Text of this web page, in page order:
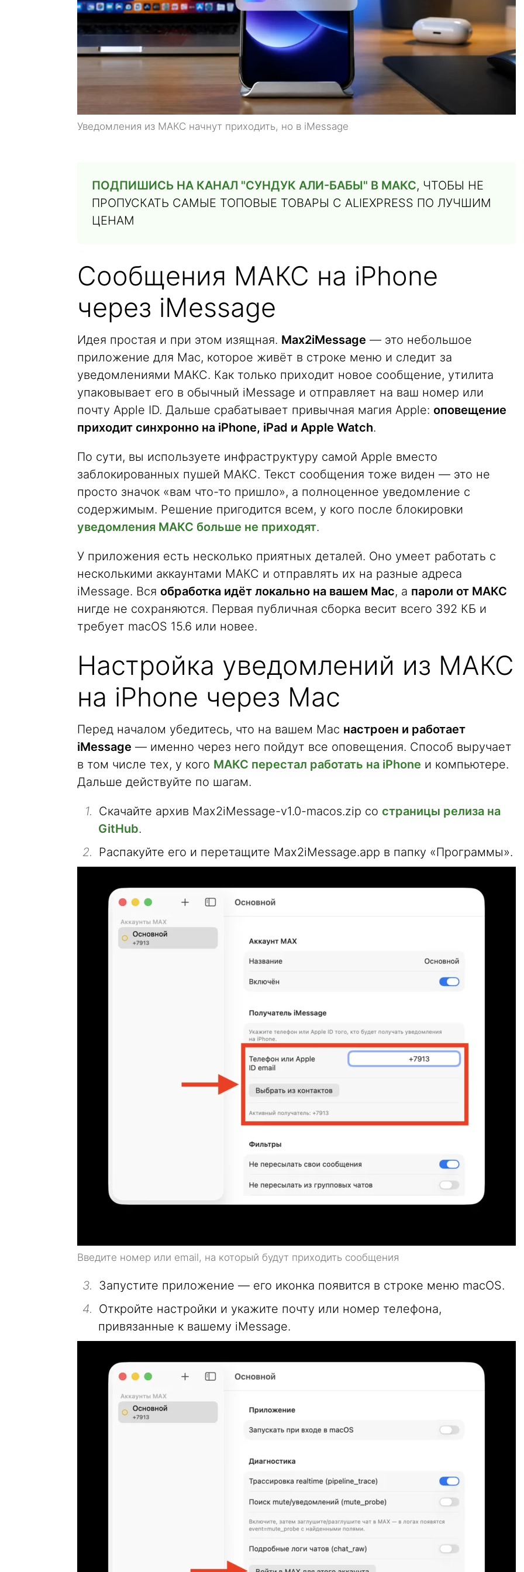
Уведомления из МАКС начнут приходить, но в iMessage
ПОДПИШИСЬ НА КАНАЛ "СУНДУК АЛИ-БАБЫ" В МАКС, ЧТОБЫ НЕ
ПРОПУСКАТЬ САМЫЕ ТОПОВЫЕ ТОВАРЫ С ALIEXPRESS ПО ЛУЧШИМ
ЦЕНАМ
Сообщения МАКС на iPhone
через iMessage
Идея простая и при этом изящная. Max2iMessage — это небольшое
приложение для Mac, которое живёт в строке меню и следит за
уведомлениями МАКС. Как только приходит новое сообщение, утилита
упаковывает его в обычный iMessage и отправляет на ваш номер или
почту Apple ID. Дальше срабатывает привычная магия Apple: оповещение
приходит синхронно на iPhone, iPad и Apple Watch.
По сути, вы используете инфраструктуру самой Apple вместо
заблокированных пушей МАКС. Текст сообщения тоже виден — это не
просто значок «вам что-то пришло», а полноценное уведомление с
содержимым. Решение пригодится всем, у кого после блокировки
уведомления МАКС больше не приходят.
У приложения есть несколько приятных деталей. Оно умеет работать с
несколькими аккаунтами МАКС и отправлять их на разные адреса
iMessage. Вся обработка идёт локально на вашем Mac, а пароли от МАКС
нигде не сохраняются. Первая публичная сборка весит всего 392 КБ и
требует macOS 15.6 или новее.
Настройка уведомлений из МАКС
на iPhone через Mac
Перед началом убедитесь, что на вашем Mac настроен и работает
iMessage — именно через него пойдут все оповещения. Способ выручает
в том числе тех, у кого МАКС перестал работать на iPhone и компьютере.
Дальше действуйте по шагам.
Скачайте архив Max2iMessage-v1.0-macos.zip со страницы релиза на
GitHub.
Распакуйте его и перетащите Max2iMessage.app в папку «Программы».
Введите номер или email, на который будут приходить сообщения
Запустите приложение — его иконка появится в строке меню macOS.
Откройте настройки и укажите почту или номер телефона,
привязанные к вашему iMessage.